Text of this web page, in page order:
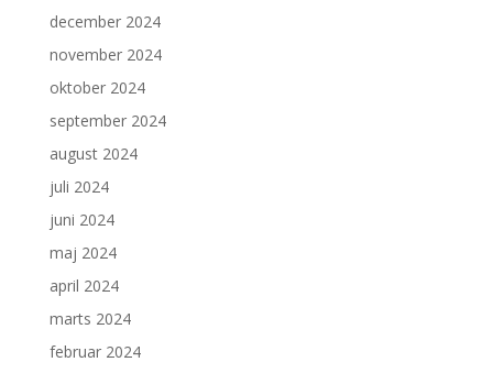
december 2024
november 2024
oktober 2024
september 2024
august 2024
juli 2024
juni 2024
maj 2024
april 2024
marts 2024
februar 2024